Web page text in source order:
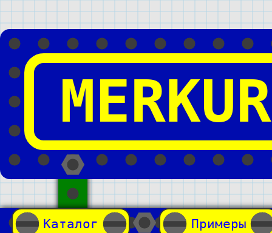
Каталог Примеры